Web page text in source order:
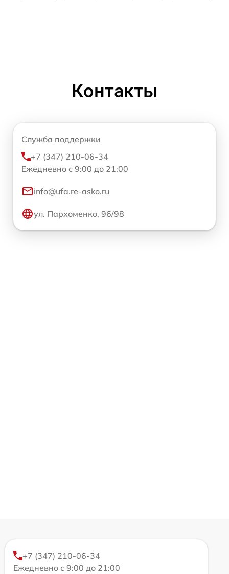
Контакты
Служба поддержки
+7 (347) 210-06-34
Ежедневно с 9:00 до 21:00
info@ufa.re-asko.ru
ул. Пархоменко, 96/98
+7 (347) 210-06-34
Ежедневно с 9:00 до 21:00